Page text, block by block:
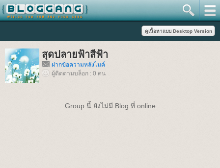
สุดปลายฟ้าสีฟ้า
ฝากข้อความหลังไมค์
ผู้ติดตามบล็อก : 0 คน
Group นี้ ยังไม่มี Blog ที่ online